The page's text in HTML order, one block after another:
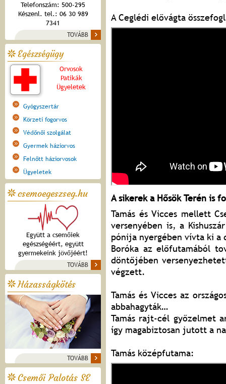
Telefonszám: 500-295
Készenl. tel.: 06 30 989
7341
TOVÁBB
Egészségügy
Orvosok
Patikák
Ügyeletek
Gyógyszertár
Körzeti fogorvos
Védőnői szolgálat
Gyermek háziorvos
Felnőtt háziorvosok
Ügyeletek
csemoegeszseg.hu
Együtt a csemőiek
egészségéért, együtt
gyermekeink jövőjéért!
TOVÁBB
Házasságkötés
TOVÁBB
Csemői Palotás SE
A Ceglédi elővágta
A sikerek a Hősök Terén is
Tamás és Vicces mellett
versenyében is, a Kishuszár
pónija nyergében vívta ki
Boróka az előfutamából
döntőjében
végzett.
Tamás és Vicces az
abbahagyták…
Tamás rajt-cél győzelmet
így magabiztosan jutott a
Tamás középfutama: